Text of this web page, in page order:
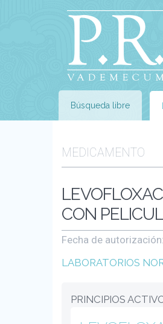
Búsqueda libre
MEDICAMENTO
CON
Fecha de autorización:
LABORATORIOS
PRINCIPIOS